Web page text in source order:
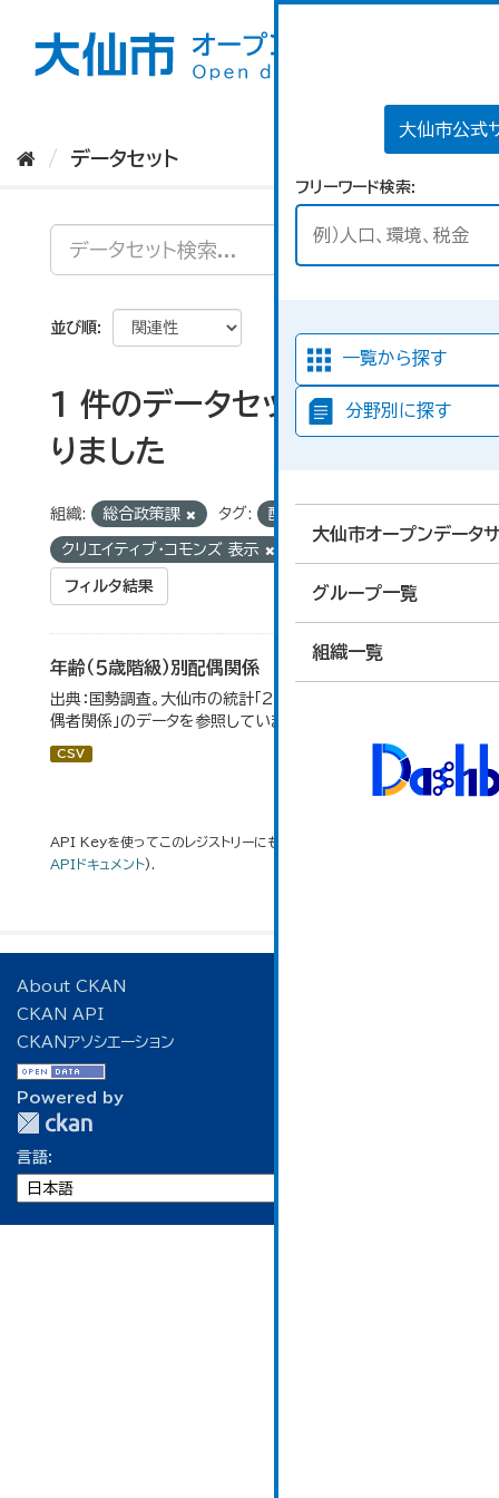
大仙市公式
フリーワード検索
一覧から探す
分野別に探す
大仙市オープンデータ
グループ一覧
組織一覧
データセット
並び順
1 件のデータセットが見つか
りました
組織: 総合政策課 タグ: 配偶関係
クリエイティブ・コモンズ 表示
フィルタ結果
年齢（５歳階級）別配偶関係
出典：国勢調査。大仙市の統計「2-12 年齢（5歳階級）別配
偶者関係」のデータを参照しています。
CSV
API Keyを使ってこのレジストリーにもアクセス可能です
APIドキュメント).
About CKAN
CKAN API
CKANアソシエーション
Powered by
言語